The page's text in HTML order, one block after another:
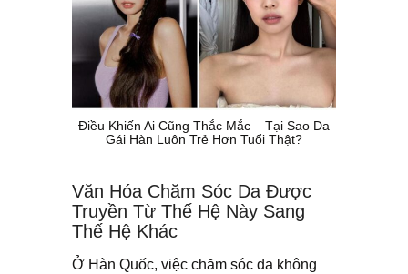
Điều Khiến Ai Cũng Thắc Mắc – Tại Sao Da
Gái Hàn Luôn Trẻ Hơn Tuổi Thật?
Văn Hóa Chăm Sóc Da Được
Truyền Từ Thế Hệ Này Sang
Thế Hệ Khác
Ở Hàn Quốc, việc chăm sóc da không